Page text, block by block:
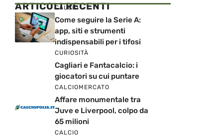
ARTICOLI RECENTI
CALCIO
Come seguire la Serie A:
app, siti e strumenti
indispensabili per i tifosi
CURIOSITÀ
Cagliari e Fantacalcio: i
giocatori su cui puntare
CALCIOMERCATO
Affare monumentale tra
Juve e Liverpool, colpo da
65 milioni
CALCIO